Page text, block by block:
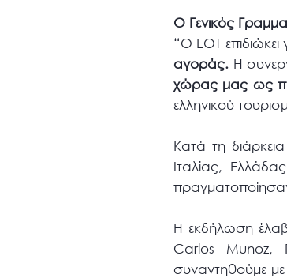
Ο Γενικός
“Ο ΕΟΤ
αγοράς. Η
χώρας μας ως
ελληνικού
Κατά τη
Ιταλίας,
Η εκδήλωση
Carlos Munoz,
συναντηθούμε